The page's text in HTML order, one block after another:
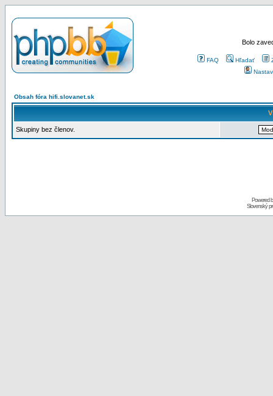
Bolo
FAQ Hľadať
Obsah fóra hifi.slovanet.sk
Skupiny bez členov.
Powered
Slovenský